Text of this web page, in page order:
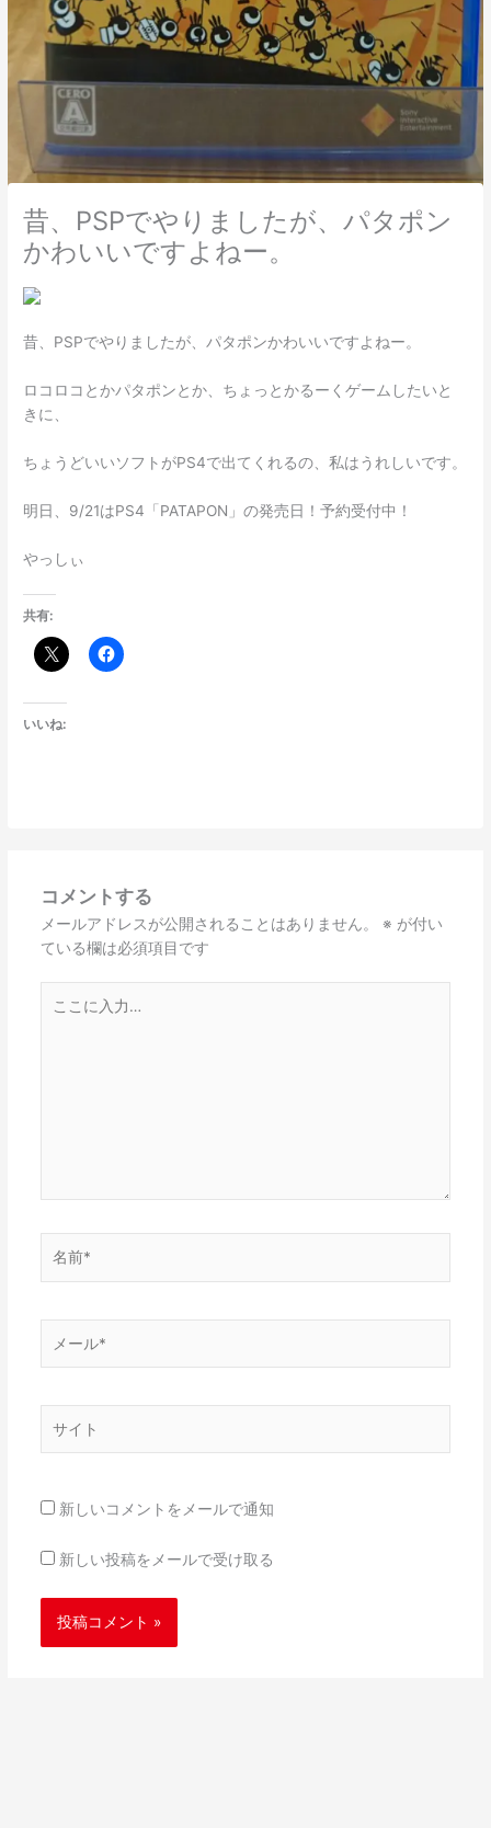
昔、PSPでやりましたが、パタポン
かわいいですよねー。
昔、PSPでやりましたが、パタポンかわいいですよねー。
ロコロコとかパタポンとか、ちょっとかるーくゲームしたいと
きに、
ちょうどいいソフトがPS4で出てくれるの、私はうれしいです。
明日、9/21はPS4「PATAPON」の発売日！予約受付中！
やっしぃ
共有:
いいね:
コメントする
メールアドレスが公開されることはありません。 ※ が付い
ている欄は必須項目です
ー
*
新しいコメントをメールで通知
新しい投稿をメールで受け取る